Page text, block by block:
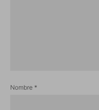
Nombre *